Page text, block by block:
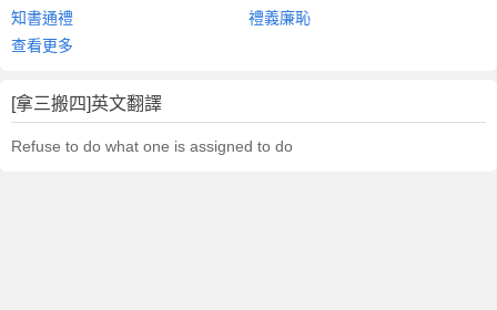
知書通禮
禮義廉恥
查看更多
[拿三搬四]英文翻譯
Refuse to do what one is assigned to do